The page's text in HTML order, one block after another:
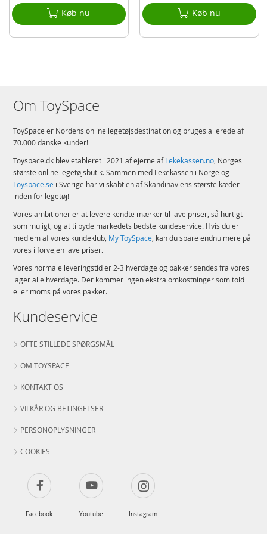
Rotorblad
Batteri
Dronedimensioner: 13,1 x 13,1 x 4,45 cm
Batteri sender: 4 x AA (medfølger ikke)
Produktdetaljer
Model X26
EAN
Mærke Syma
Køb nu Køb nu
Om ToySpace
ToySpace er Nordens online legetøjsdestination og bruges allerede af
70.000 danske kunder!
Toyspace.dk blev etableret i 2021 af ejerne afLekekassen.no, Norges
største online legetøjsbutik. Sammen med Lekekassen i Norge og
Toyspace.se i Sverige har vi skabt en af Skandinaviens største kæder
inden for legetøj!
Vores ambitioner er at levere kendte mærker til lave priser, så hurtigt
som muligt, og at tilbyde markedets bedste kundeservice. Hvis du er
medlem af vores kundeklub, My ToySpace, kan du spare endnu mere på
vores i forvejen lave priser.
Vores normale leveringstid er 2-3 hverdage og pakker sendes fra vores
lager alle hverdage. Der kommer ingen ekstra omkostninger som told
eller moms på vores pakker.
Kundeservice
OFTE STILLEDE SPØRGSMÅL
OM TOYSPACE
KONTAKT OS
VILKÅR OG BETINGELSER
PERSONOPLYSNINGER
COOKIES
Facebook Youtube Instagram